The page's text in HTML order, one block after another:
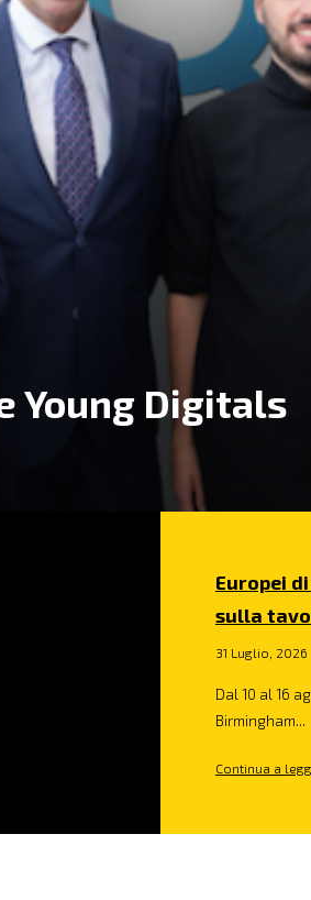
Young Digitals
Europei
sulla
31 Luglio, 2026
Dal 10 al 16
Birmingham...
Continua a